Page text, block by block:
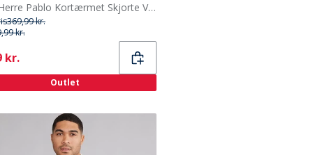
Solid Herre Pablo Kortærmet Skjorte Vetiver
369,99 kr.
kr.
kr.
Outlet